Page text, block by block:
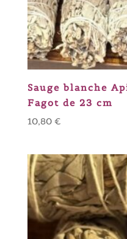
Sauge blanche
Fagot de 23 cm
10,80 €